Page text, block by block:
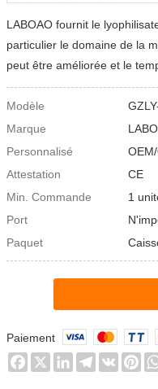
LABOAO fournit le
particulier le domaine de la
peut être améliorée et le
Modèle
Marque
Personnalisé
Attestation
CE
Min. Commande
1
Port
Paquet
Paiement
Facebook
X LinkedInTelegram
VK